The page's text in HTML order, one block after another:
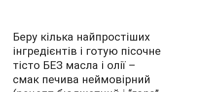
Беру кілька найпростіших
інгредієнтів і готую пісочне
тісто БЕЗ масла і олії –
смак печива неймовірний